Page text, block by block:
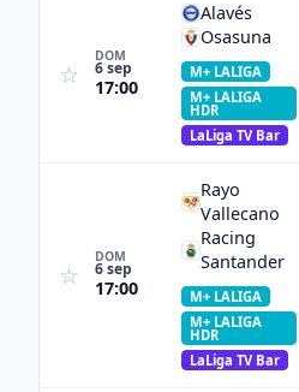
☆
DOM
6 sep
17:00
Alavés
Osasuna
M+ LALIGA
M+ LALIGA
HDR
LaLiga TV Bar
☆
DOM
6 sep
17:00
Rayo
Vallecano
Racing
Santander
M+ LALIGA
M+ LALIGA
HDR
LaLiga TV Bar